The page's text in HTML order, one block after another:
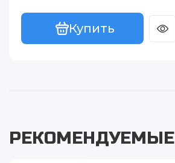
Купить
РЕКОМЕНДУЕМЫЕ